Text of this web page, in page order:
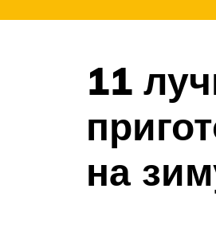
11
на